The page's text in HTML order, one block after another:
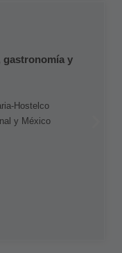
gastronomía y
Hostelco
y México